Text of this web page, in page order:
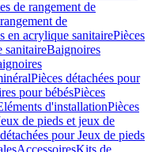
de rangement de
de
en acrylique sanitairePièces
sanitaireBaignoires
Pièces détachées pour
pour bébésPièces
d'installationPièces
de pieds et jeux de
pour Jeux de pieds
AccessoiresKits de